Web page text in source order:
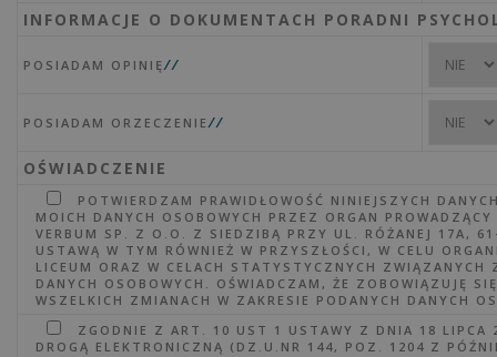
INFORMACJE O DOKUMENTACH PORADNI
POSIADAM OPINIĘ//
POSIADAM ORZECZENIE//
OŚWIADCZENIE
POTWIERDZAM PRAWIDŁOWOŚĆ NINIEJSZYCH
MOICH DANYCH OSOBOWYCH PRZEZ ORGAN
VERBUM SP. Z O.O. Z SIEDZIBĄ PRZY UL. RÓŻANEJ 17A,
USTAWĄ W TYM RÓWNIEŻ W PRZYSZŁOŚCI, W CELU
LICEUM ORAZ W CELACH STATYSTYCZNYCH
DANYCH OSOBOWYCH. OŚWIADCZAM, ŻE ZOBOWIĄZUJĘ
WSZELKICH ZMIANACH W ZAKRESIE PODANYCH DANYCH
ZGODNIE Z ART. 10 UST 1 USTAWY Z DNIA 18 LIPCA
DROGĄ ELEKTRONICZNĄ (DZ.U.NR 144, POZ. 1204 Z